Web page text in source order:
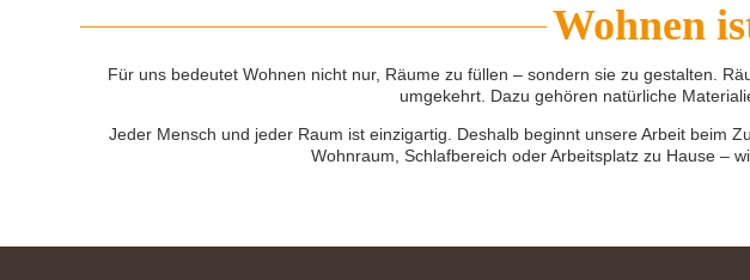
Wohnen
Für uns bedeutet Wohnen nicht nur, Räume zu füllen – sondern sie zu gestalten.
umgekehrt. Dazu gehören natürliche
Jeder Mensch und jeder Raum ist einzigartig. Deshalb beginnt unsere Arbeit beim
Wohnraum, Schlafbereich oder Arbeitsplatz zu Hause –